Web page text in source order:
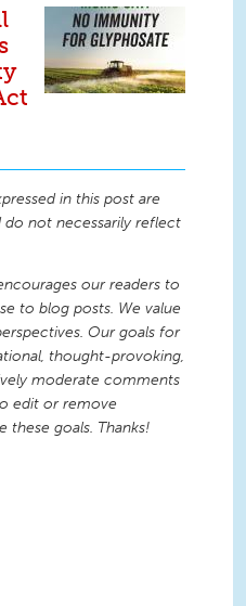
in this post are
not necessarily reflect
our readers to
to blog posts. We value
Our goals for
thought-provoking,
moderate comments
edit or remove
goals. Thanks!